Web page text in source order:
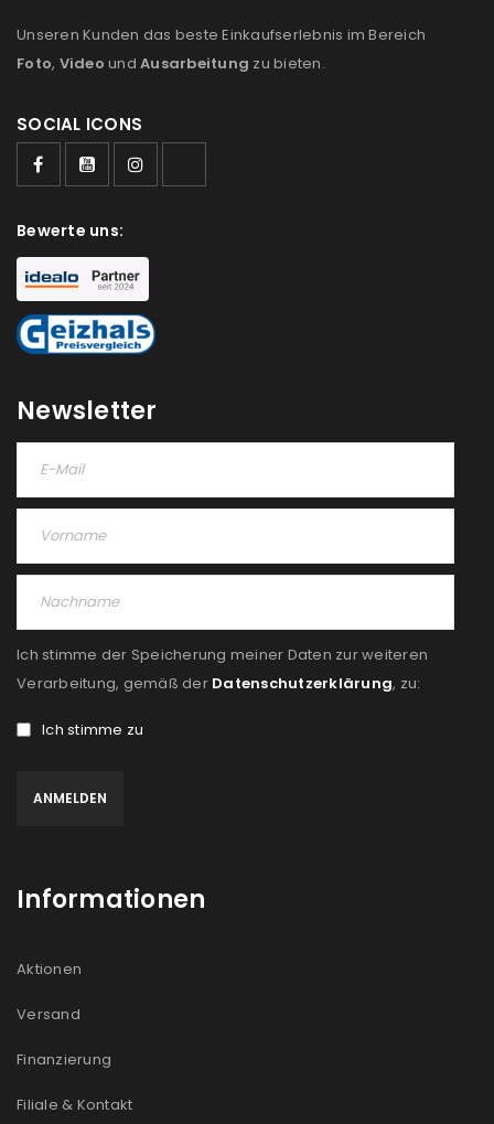
Unseren Kunden das beste Einkaufserlebnis im Bereich
Foto, Video und Ausarbeitung zu bieten.
SOCIAL ICONS
Bewerte uns:
Newsletter
Ich stimme der Speicherung meiner Daten zur weiteren
Verarbeitung, gemäß der Datenschutzerklärung, zu:
Ich stimme zu
Informationen
Aktionen
Versand
Finanzierung
Filiale & Kontakt